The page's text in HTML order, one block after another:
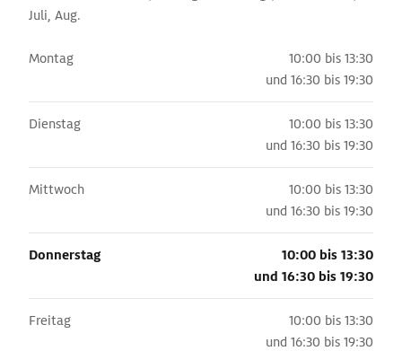
Juli, Aug.
Montag
10:00 bis 13:30
und 16:30 bis 19:30
Dienstag
10:00 bis 13:30
und 16:30 bis 19:30
Mittwoch
10:00 bis 13:30
und 16:30 bis 19:30
Donnerstag
10:00 bis 13:30
und 16:30 bis 19:30
Freitag
10:00 bis 13:30
und 16:30 bis 19:30